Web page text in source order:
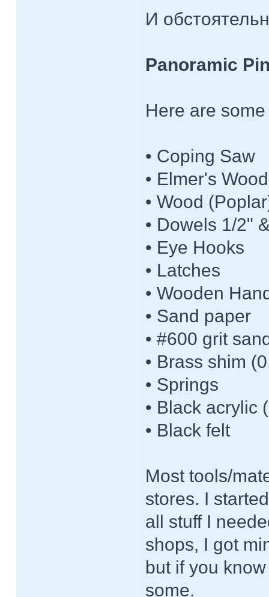
И
Panoramic
Here are
• Coping Saw
• Elmer's
• Wood
• Dowels 1/2"
• Eye Hooks
• Latches
• Wooden
• Sand paper
• #600 grit
• Brass shim
• Springs
• Black acrylic
• Black felt
Most tools/
stores. I
all stuff I
shops, I got
but if you
some.